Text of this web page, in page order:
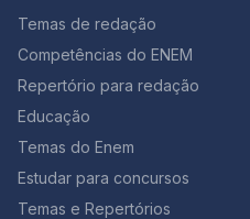
Temas de redação
Competências do ENEM
Repertório para redação
Educação
Temas do Enem
Estudar para concursos
Temas e Repertórios